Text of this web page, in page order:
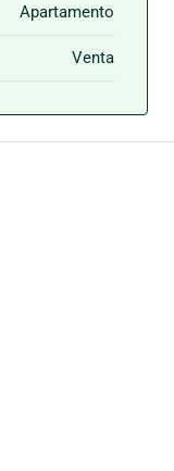
Apartamento
Venta